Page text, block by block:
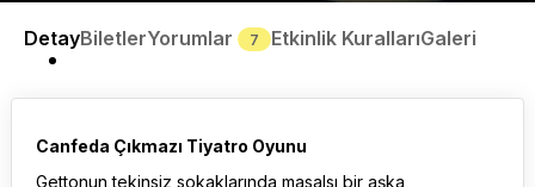
DetayBiletlerYorumlar 7 Etkinlik KurallarıGaleri
Canfeda Çıkmazı Tiyatro Oyunu
Gettonun tekinsiz sokaklarında masalsı bir aşka